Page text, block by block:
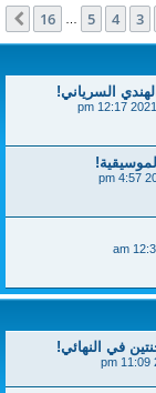
3
4
5
16 التالي
السرياني!